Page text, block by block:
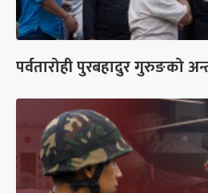
पर्वतारोही पुरबहादुर गुरुङको